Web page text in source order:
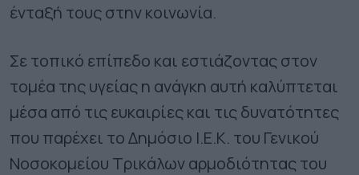
ένταξή τους στην κοινωνία.
Σε τοπικό επίπεδο και εστιάζοντας στον
τομέα της υγείας η ανάγκη αυτή καλύπτεται
μέσα από τις ευκαιρίες και τις δυνατότητες
που παρέχει το Δημόσιο Ι.Ε.Κ. του Γενικού
Νοσοκομείου Τρικάλων αρμοδιότητας του